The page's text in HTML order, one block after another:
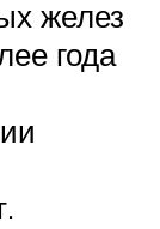
желез
года